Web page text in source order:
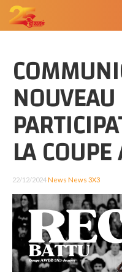
LA
22/12/2024News News 3X3